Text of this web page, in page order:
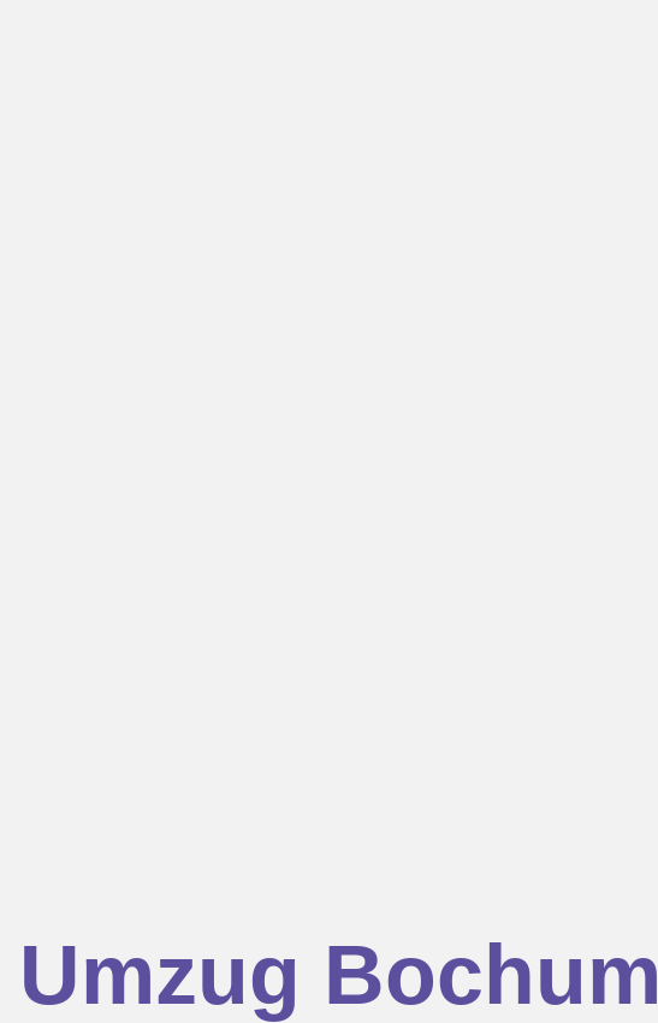
Umzug Bochum